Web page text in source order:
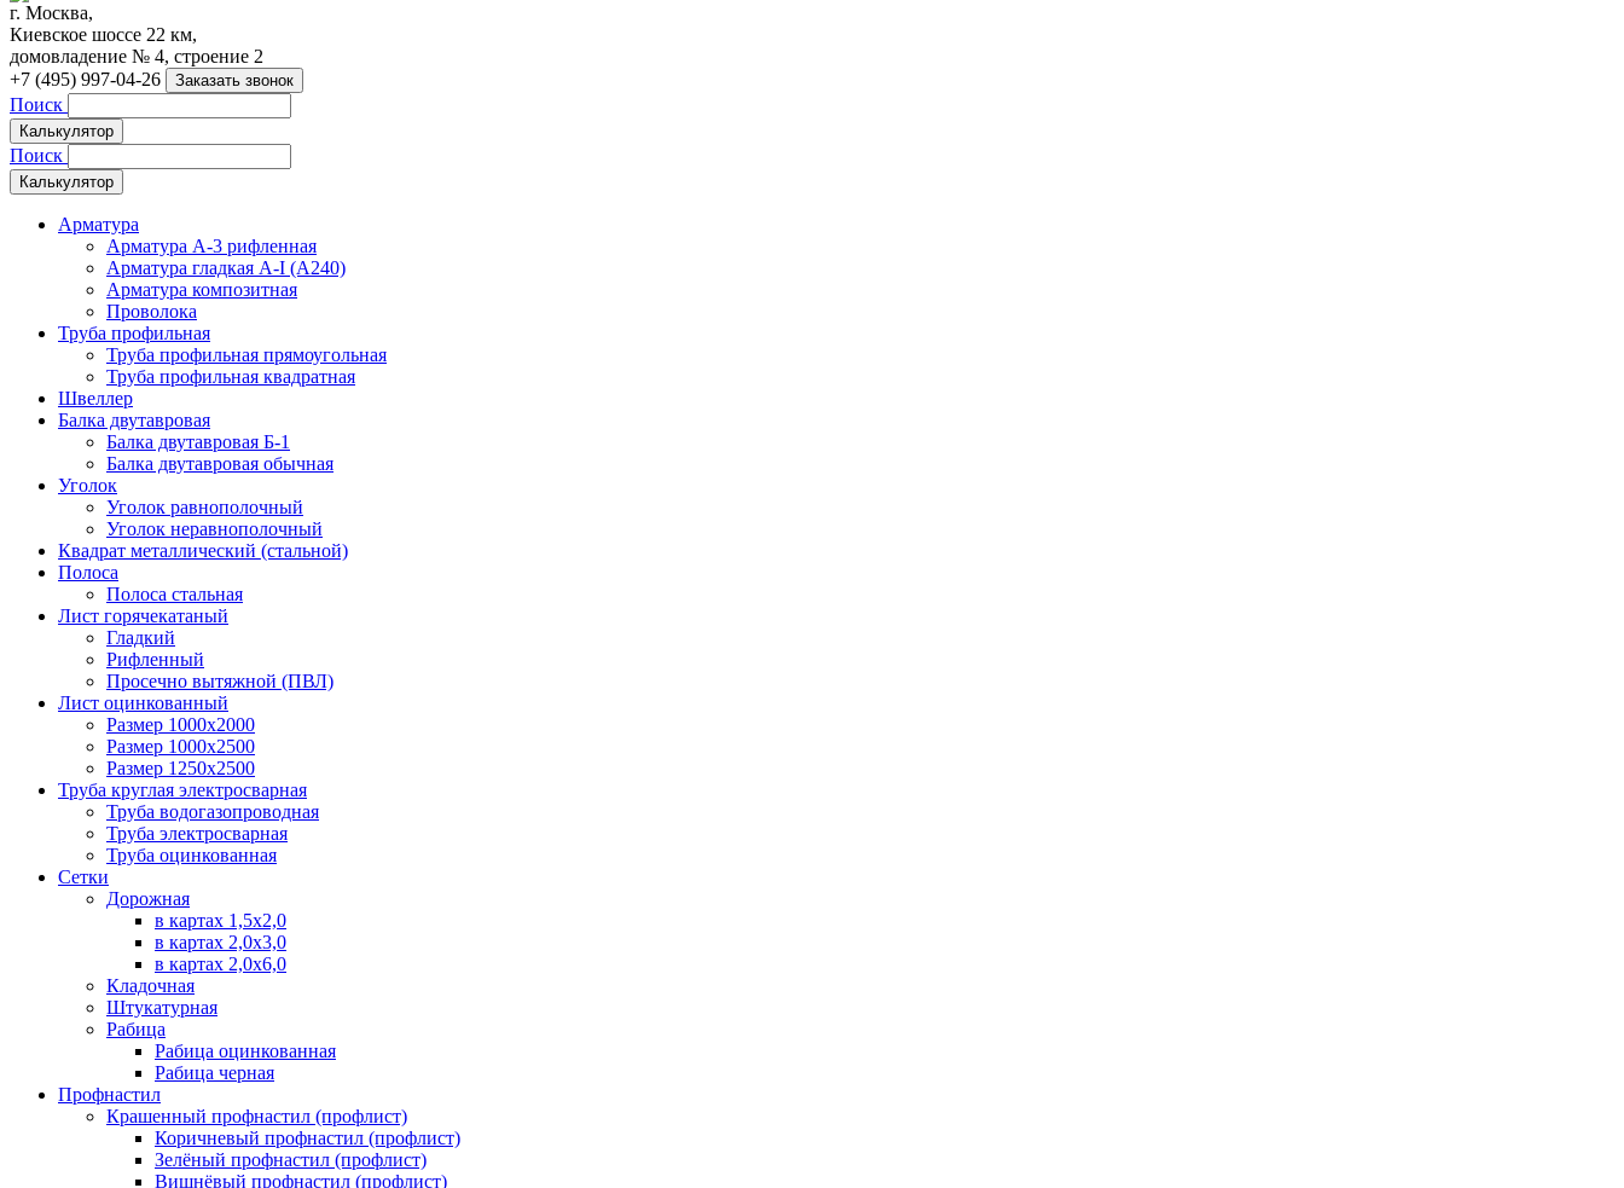
г. Москва,
Киевское шоссе 22 км,
домовладение № 4, строение 2
+7 (495) 997-04-26
Заказать звонок
Поиск
Калькулятор
Поиск
Калькулятор
Арматура
Арматура А-3 рифленная
Арматура гладкая А-I (А240)
Арматура композитная
Проволока
Труба профильная
Труба профильная прямоугольная
Труба профильная квадратная
Швеллер
Балка двутавровая
Балка двутавровая Б-1
Балка двутавровая обычная
Уголок
Уголок равнополочный
Уголок неравнополочный
Квадрат металлический (стальной)
Полоса
Полоса стальная
Лист горячекатаный
Гладкий
Рифленный
Просечно вытяжной (ПВЛ)
Лист оцинкованный
Размер 1000х2000
Размер 1000х2500
Размер 1250х2500
Труба круглая электросварная
Труба водогазопроводная
Труба электросварная
Труба оцинкованная
Сетки
Дорожная
в картах 1,5х2,0
в картах 2,0х3,0
в картах 2,0х6,0
Кладочная
Штукатурная
Рабица
Рабица оцинкованная
Рабица черная
Профнастил
Крашенный профнастил (профлист)
Коричневый профнастил (профлист)
Зелёный профнастил (профлист)
Вишнёвый профнастил (профлист)